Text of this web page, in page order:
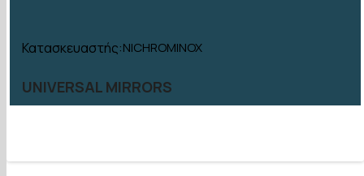
UNIVERSAL MIRRORS
Κατασκευαστής:NICHROMINOX